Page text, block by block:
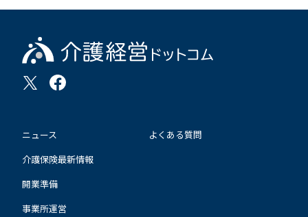
ニュース
介護保険最新情報
開業準備
事業所運営
よくある質問